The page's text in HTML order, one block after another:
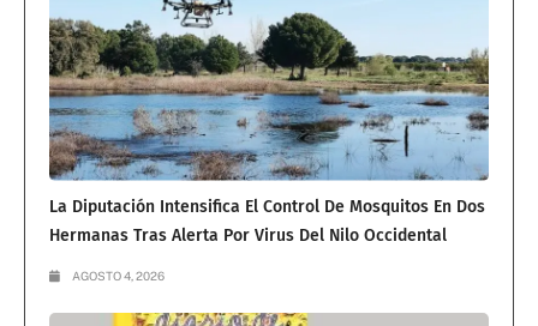
La Diputación Intensifica El Control De Mosquitos En Dos
Hermanas Tras Alerta Por Virus Del Nilo Occidental
AGOSTO 4, 2026